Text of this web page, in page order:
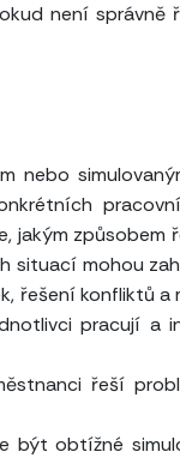
není správně
nebo
jakým způsobem
situací mohou
řešení konfliktů
pracují a
řeší
být obtížné